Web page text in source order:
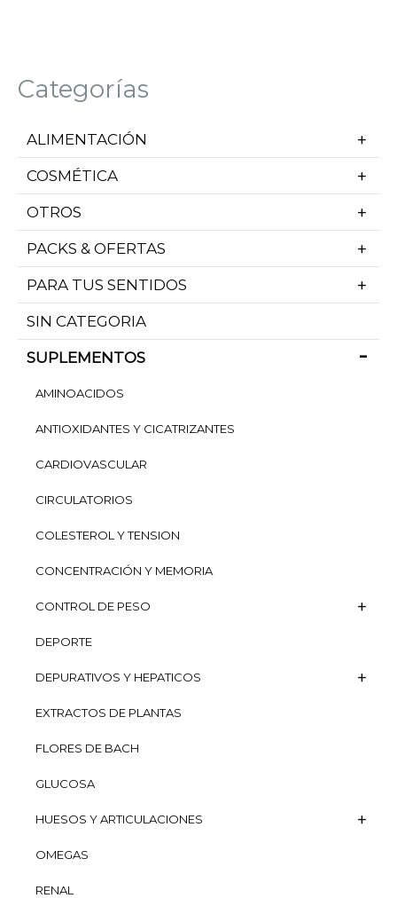
Categorías
ALIMENTACIÓN
COSMÉTICA
OTROS
PACKS & OFERTAS
PARA TUS SENTIDOS
SIN CATEGORIA
SUPLEMENTOS
AMINOACIDOS
ANTIOXIDANTES Y CICATRIZANTES
CARDIOVASCULAR
CIRCULATORIOS
COLESTEROL Y TENSION
CONCENTRACIÓN Y MEMORIA
CONTROL DE PESO
DEPORTE
DEPURATIVOS Y HEPATICOS
EXTRACTOS DE PLANTAS
FLORES DE BACH
GLUCOSA
HUESOS Y ARTICULACIONES
OMEGAS
RENAL